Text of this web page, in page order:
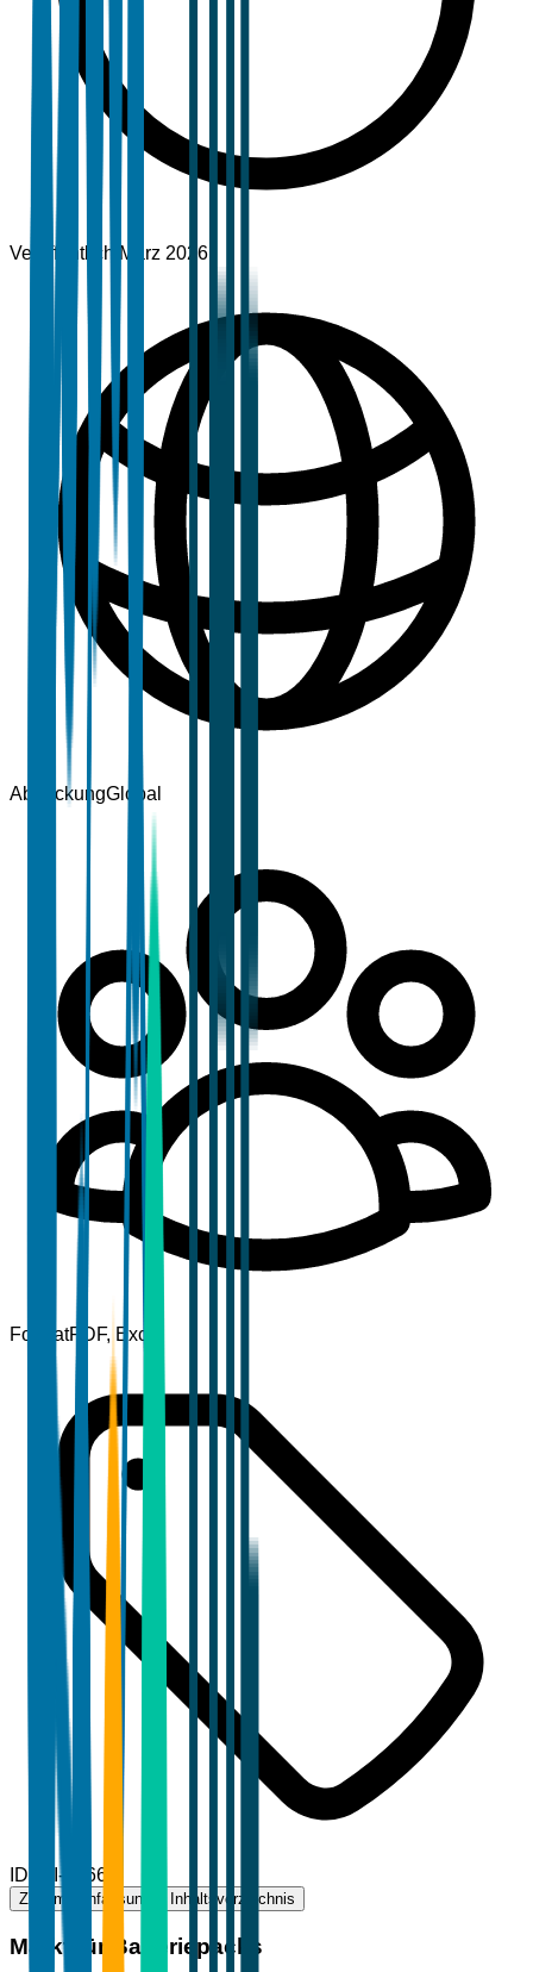
Veröffentlicht März 2026
AbdeckungGlobal
FormatPDF, Excel
ID TBI-85667
Zusammenfassung Inhaltsverzeichnis
Markt für Batteriepacks